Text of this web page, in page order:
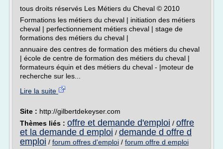
tous droits réservés Les Métiers du Cheval © 2010
Formations les métiers du cheval | initiation des métiers
cheval | perfectionnement métiers cheval | stage de
formations des métiers du cheval |
annuaire des centres de formation des métiers du cheval
| école de centre de formation des métiers du cheval |
formateurs équin et des métiers du cheval - |moteur de
recherche sur les...
Lire la suite
Site : http://gilbertdekeyser.com
Thèmes liés : offre et demande d'emploi / offre
et la demande d emploi / demande d offre d
emploi / forum offres d'emploi / forum offre d emploi